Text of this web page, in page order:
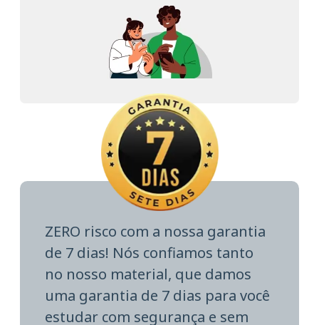
ZERO risco com a nossa garantia
de 7 dias! Nós confiamos tanto
no nosso material, que damos
uma garantia de 7 dias para você
estudar com segurança e sem